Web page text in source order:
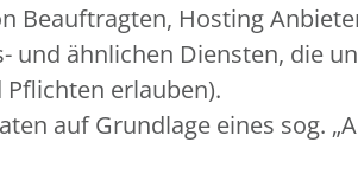
Beauftragten, Hosting
und ähnlichen Diensten, die
erlauben).
auf Grundlage eines sog.